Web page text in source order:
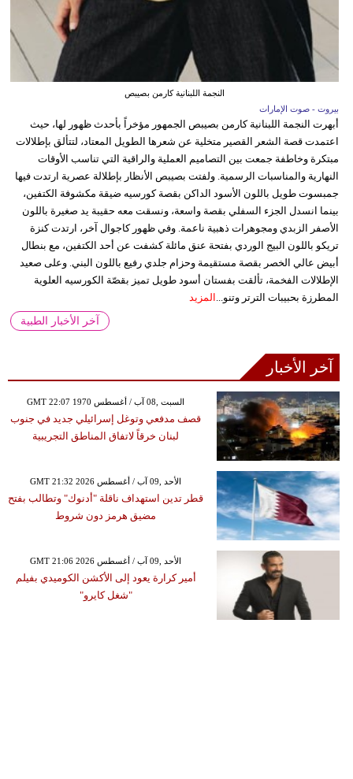
النجمة اللبنانية كارمن بصيبص
بيروت - صوت الإمارات
أبهرت النجمة اللبنانية كارمن بصيبص الجمهور مؤخراً بأحدث ظهور لها، حيث
اعتمدت قصة الشعر القصير متخلية عن شعرها الطويل المعتاد، لتتألق بإطلالات
مبتكرة وخاطفة جمعت بين التصاميم العملية والراقية التي تناسب الأوقات
النهارية والمناسبات الرسمية. ولفتت بصيبص الأنظار بإطلالة عصرية ارتدت فيها
جمبسوت طويل باللون الأسود الداكن بقصة كورسيه ضيقة مكشوفة الكتفين،
بينما انسدل الجزء السفلي بقصة واسعة، ونسقت معه حقيبة يد صغيرة باللون
الأصفر الزبدي ومجوهرات ذهبية ناعمة. وفي ظهور كاجوال آخر، ارتدت كنزة
تريكو باللون البيج الوردي بفتحة عنق مائلة كشفت عن أحد الكتفين، مع بنطال
أبيض عالي الخصر بقصة مستقيمة وحزام جلدي رفيع باللون البني. وعلى صعيد
الإطلالات الفخمة، تألقت بفستان أسود طويل تميز بقصّة الكورسيه العلوية
المطرزة بحبيبات الترتر وتنو... المزيد
آخر الأخبار الطبية
آخر الأخبار
GMT 22:07 1970 السبت ,08 آب / أغسطس
قصف مدفعي وتوغل إسرائيلي جديد في جنوب
لبنان خرقاً لاتفاق المناطق التجريبية
GMT 21:32 2026 الأحد ,09 آب / أغسطس
قطر تدين استهداف ناقلة "أدنوك" وتطالب بفتح
مضيق هرمز دون شروط
GMT 21:06 2026 الأحد ,09 آب / أغسطس
أمير كرارة يعود إلى الأكشن الكوميدي بفيلم
"شغل كايرو"